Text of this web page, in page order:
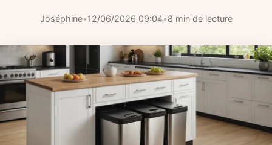
Joséphine•12/06/2026 09:04•8 min de lecture